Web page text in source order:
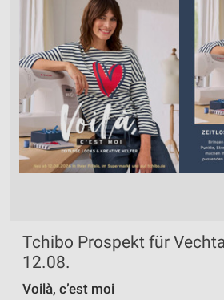
Tchibo Prospekt für
12.08.
Voilà, c’est moi